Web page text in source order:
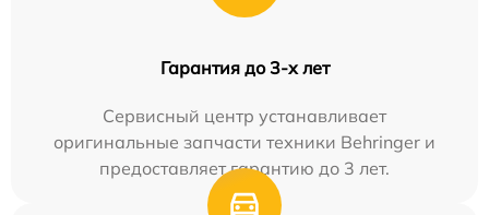
Гарантия до 3-х лет
Сервисный центр устанавливает
оригинальные запчасти техники Behringer и
предоставляет гарантию до 3 лет.